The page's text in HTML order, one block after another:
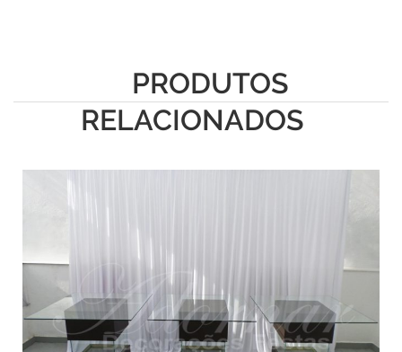
PRODUTOS
RELACIONADOS